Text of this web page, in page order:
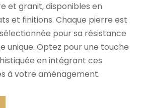
et granit, disponibles en
et finitions. Chaque pierre est
pour sa résistance
unique. Optez pour une touche
en intégrant ces
à votre aménagement.